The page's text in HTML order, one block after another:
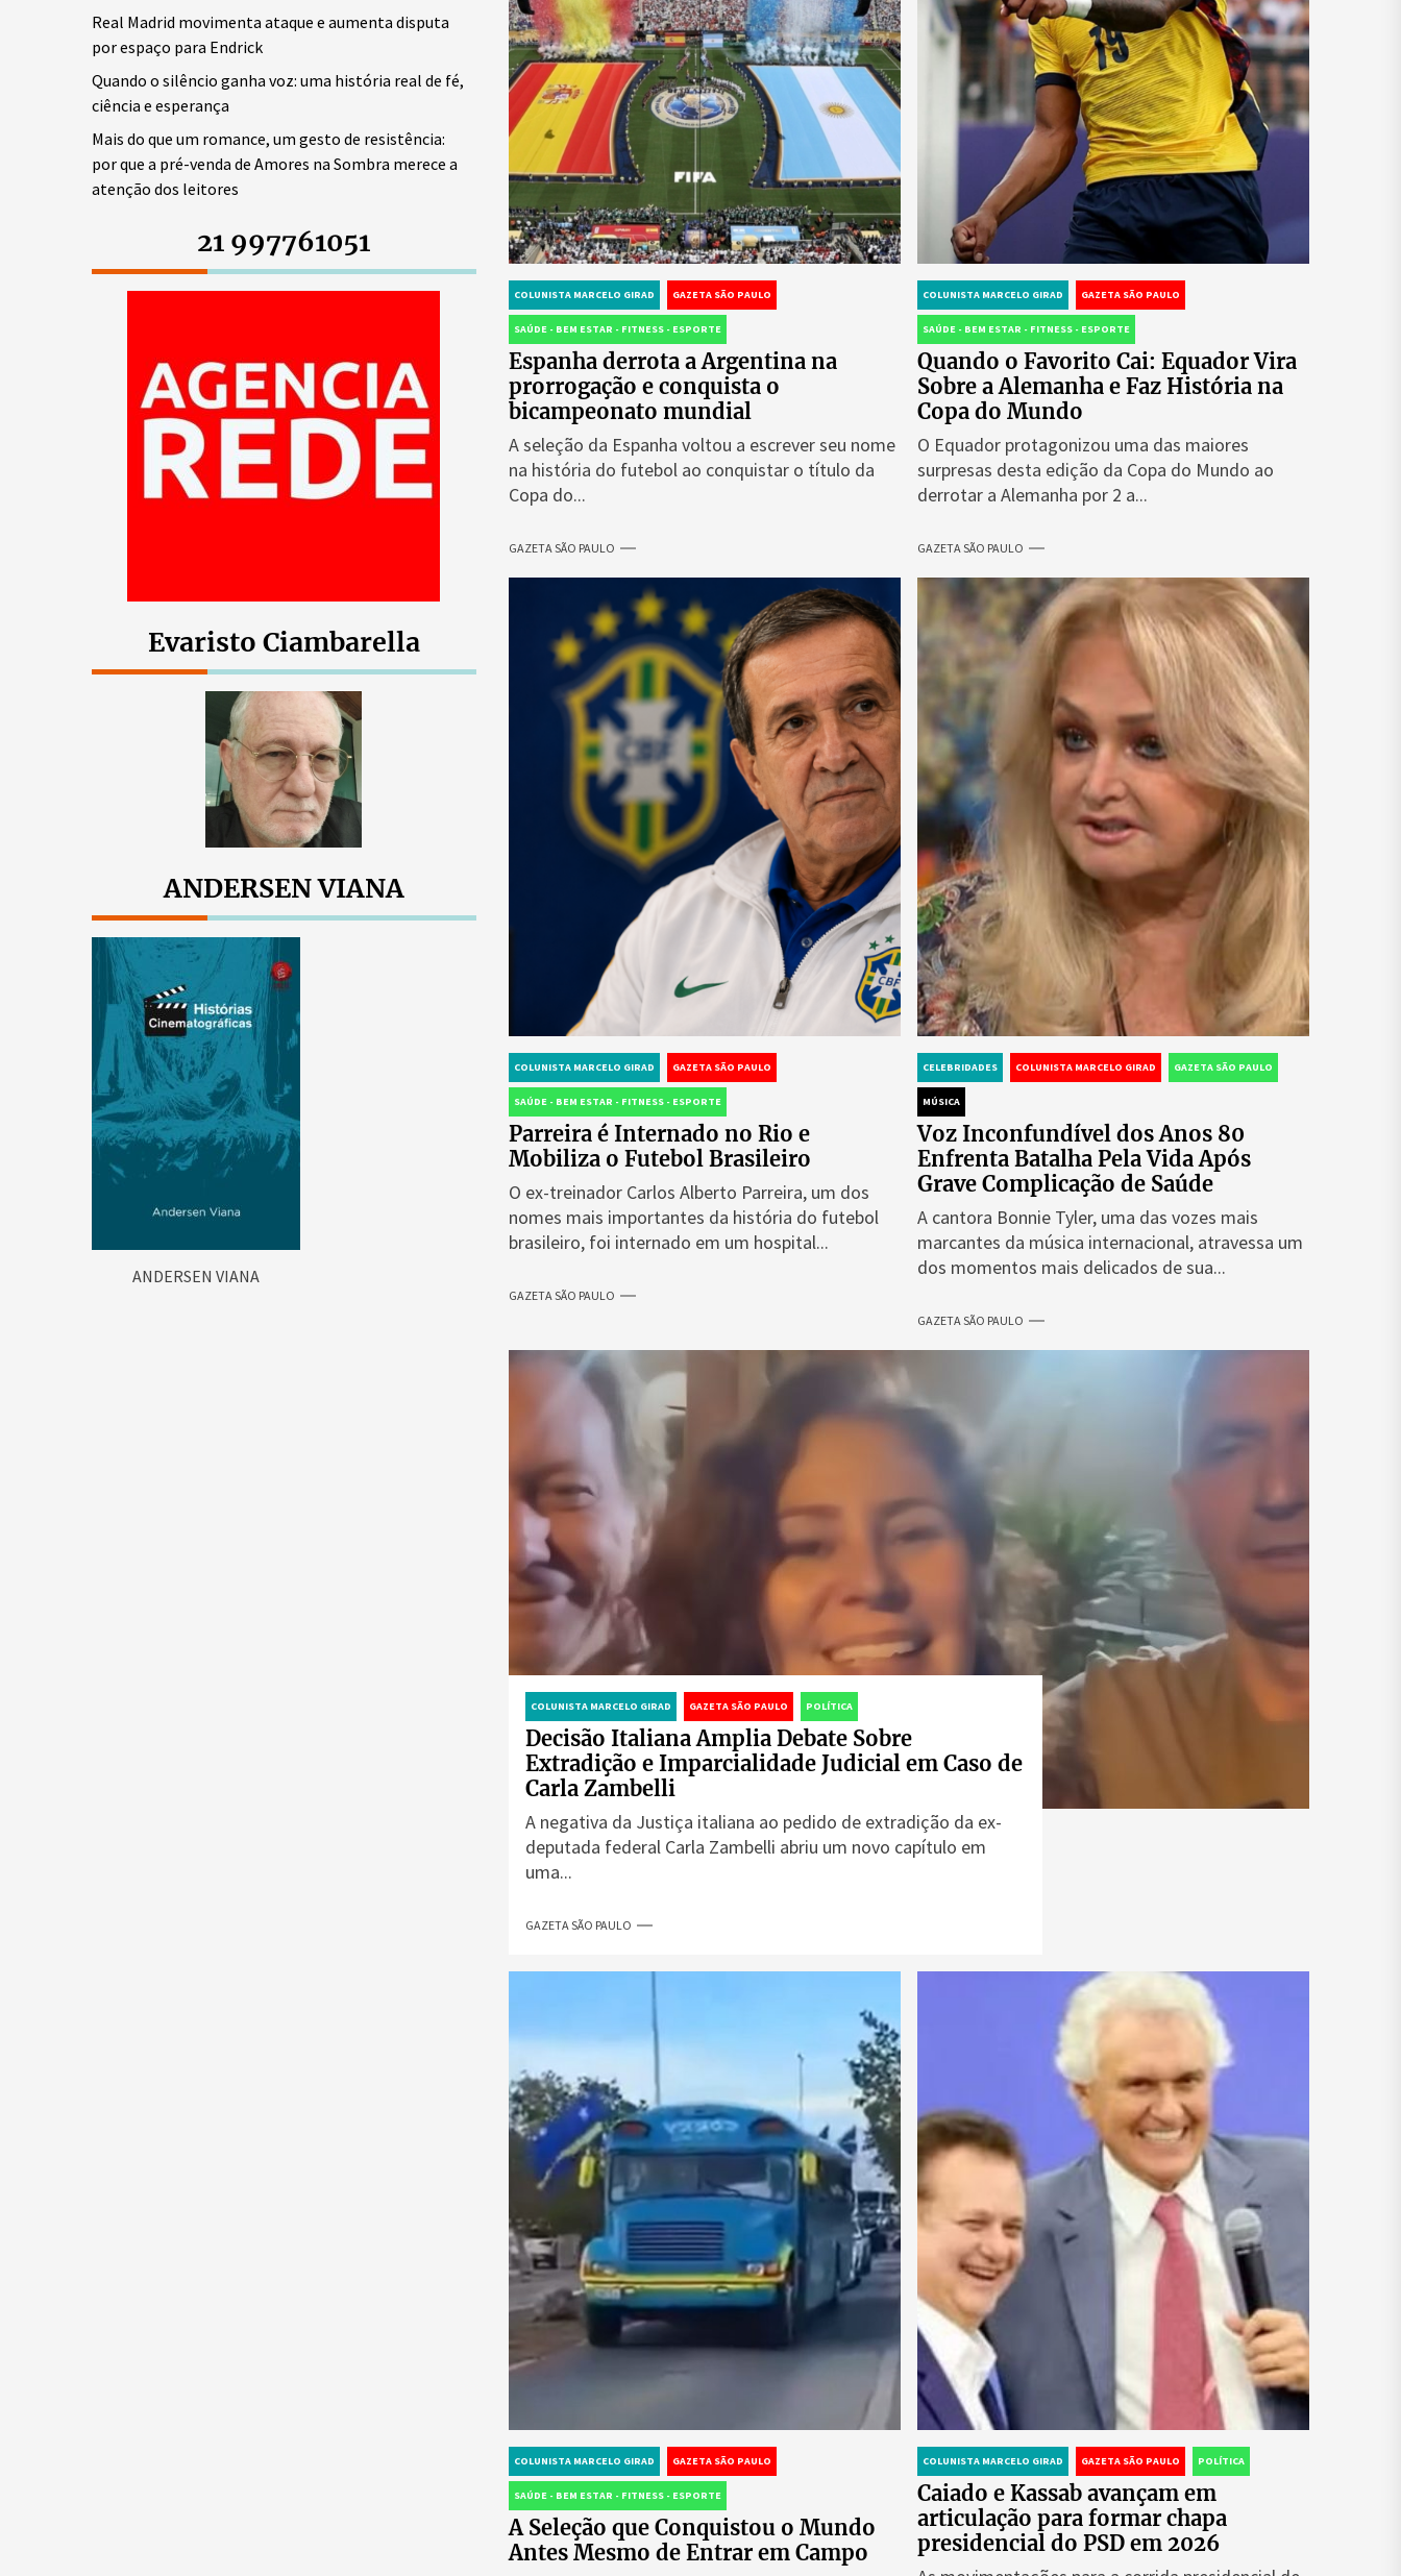
COLUNISTA MARCELO GIRAD GAZETA SÃO PAULO
SAÚDE - BEM ESTAR - FITNESS - ESPORTE
Espanha derrota a Argentina na
prorrogação e conquista o
bicampeonato mundial
A seleção da Espanha voltou a escrever seu nome
na história do futebol ao conquistar o título da
Copa do...
GAZETA SÃO PAULO
COLUNISTA MARCELO GIRAD GAZETA SÃO PAULO
SAÚDE - BEM ESTAR - FITNESS - ESPORTE
Quando o Favorito Cai: Equador Vira
Sobre a Alemanha e Faz História na
Copa do Mundo
O Equador protagonizou uma das maiores
surpresas desta edição da Copa do Mundo ao
derrotar a Alemanha por 2 a...
GAZETA SÃO PAULO
COLUNISTA MARCELO GIRAD GAZETA SÃO PAULO
SAÚDE - BEM ESTAR - FITNESS - ESPORTE
Parreira é Internado no Rio e
Mobiliza o Futebol Brasileiro
O ex-treinador Carlos Alberto Parreira, um dos
nomes mais importantes da história do futebol
brasileiro, foi internado em um hospital...
GAZETA SÃO PAULO
CELEBRIDADES COLUNISTA MARCELO GIRAD GAZETA SÃO PAULO
MÚSICA
Voz Inconfundível dos Anos 80
Enfrenta Batalha Pela Vida Após
Grave Complicação de Saúde
A cantora Bonnie Tyler, uma das vozes mais
marcantes da música internacional, atravessa um
dos momentos mais delicados de sua...
GAZETA SÃO PAULO
COLUNISTA MARCELO GIRAD GAZETA SÃO PAULO POLÍTICA
Decisão Italiana Amplia Debate Sobre
Extradição e Imparcialidade Judicial em Caso de
Carla Zambelli
A negativa da Justiça italiana ao pedido de extradição da ex-
deputada federal Carla Zambelli abriu um novo capítulo em
uma...
GAZETA SÃO PAULO
COLUNISTA MARCELO GIRAD GAZETA SÃO PAULO
SAÚDE - BEM ESTAR - FITNESS - ESPORTE
A Seleção que Conquistou o Mundo
Antes Mesmo de Entrar em Campo
COLUNISTA MARCELO GIRAD GAZETA SÃO PAULO POLÍTICA
Caiado e Kassab avançam em
articulação para formar chapa
presidencial do PSD em 2026
Real Madrid movimenta ataque e aumenta disputa
por espaço para Endrick
Quando o silêncio ganha voz: uma história real de fé,
ciência e esperança
Mais do que um romance, um gesto de resistência:
por que a pré-venda de Amores na Sombra merece a
atenção dos leitores
21 997761051
Evaristo Ciambarella
ANDERSEN VIANA
ANDERSEN VIANA